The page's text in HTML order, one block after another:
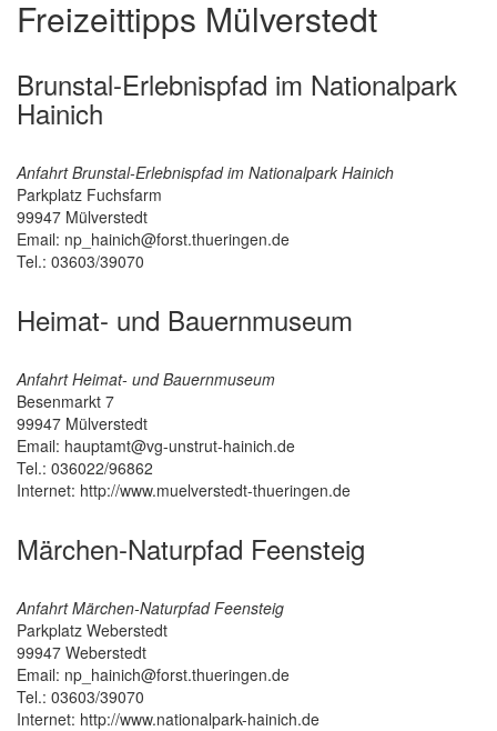
Freizeittipps Mülverstedt
Brunstal-Erlebnispfad im Nationalpark
Hainich
Anfahrt Brunstal-Erlebnispfad im Nationalpark Hainich
Parkplatz Fuchsfarm
99947 Mülverstedt
Email: np_hainich@forst.thueringen.de
Tel.: 03603/39070
Heimat- und Bauernmuseum
Anfahrt Heimat- und Bauernmuseum
Besenmarkt 7
99947 Mülverstedt
Email: hauptamt@vg-unstrut-hainich.de
Tel.: 036022/96862
Internet: http://www.muelverstedt-thueringen.de
Märchen-Naturpfad Feensteig
Anfahrt Märchen-Naturpfad Feensteig
Parkplatz Weberstedt
99947 Weberstedt
Email: np_hainich@forst.thueringen.de
Tel.: 03603/39070
Internet: http://www.nationalpark-hainich.de